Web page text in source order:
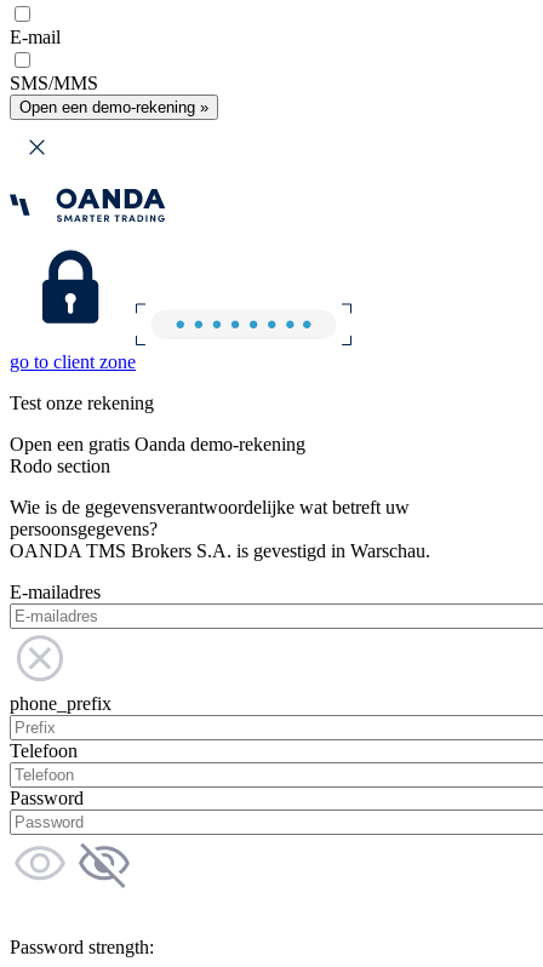
E-mail
SMS/MMS
Open een demo-rekening »
go to client zone
Test onze rekening
Open een gratis Oanda demo-rekening
Rodo section
Wie is de gegevensverantwoordelijke wat betreft uw
persoonsgegevens?
OANDA TMS Brokers S.A. is gevestigd in Warschau.
E-mailadres
phone_prefix
Telefoon
Password
Password strength: